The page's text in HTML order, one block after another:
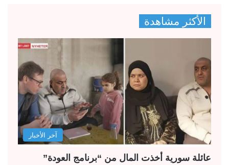
الأكثر مشاهدة
آخر الأخبار
عائلة سورية أخذت المال من “برنامج العودة”